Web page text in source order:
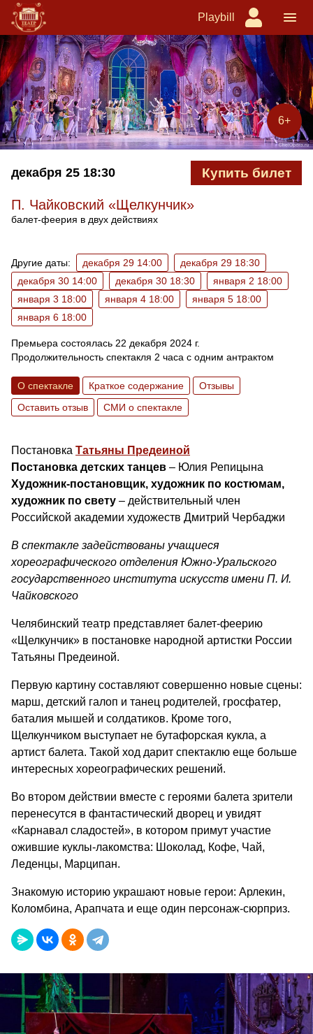
Playbill
6+
декабря 25 18:30 Купить билет
П. Чайковский «Щелкунчик»
балет-феерия в двух действиях
Другие даты: декабря 29 14:00
декабря 29 18:30
декабря 30 14:00
декабря 30 18:30
января 2 18:00
января 3 18:00
января 4 18:00
января 5 18:00
января 6 18:00
Премьера состоялась 22 декабря 2024 г.
Продолжительность спектакля 2 часа с одним антрактом
О спектакле Краткое содержание
Отзывы
Оставить отзыв
СМИ о спектакле
Постановка Татьяны Предеиной
Постановка детских танцев – Юлия Репицына
Художник-постановщик, художник по костюмам,
художник по свету – действительный член
Российской академии художеств Дмитрий Чербаджи
В спектакле задействованы учащиеся
хореографического отделения Южно-Уральского
государственного института искусств имени П. И.
Чайковского
Челябинский театр представляет балет-феерию
«Щелкунчик» в постановке народной артистки России
Татьяны Предеиной.
Первую картину составляют совершенно новые сцены:
марш, детский галоп и танец родителей, гросфатер,
баталия мышей и солдатиков. Кроме того,
Щелкунчиком выступает не бутафорская кукла, а
артист балета. Такой ход дарит спектаклю еще больше
интересных хореографических решений.
Во втором действии вместе с героями балета зрители
перенесутся в фантастический дворец и увидят
«Карнавал сладостей», в котором примут участие
ожившие куклы-лакомства: Шоколад, Кофе, Чай,
Леденцы, Марципан.
Знакомую историю украшают новые герои: Арлекин,
Коломбина, Арапчата и еще один персонаж-сюрприз.